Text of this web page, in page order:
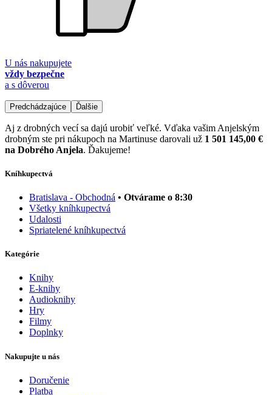
U nás nakupujete
vždy bezpečne
a s dôverou
Predchádzajúce Ďalšie
Aj z drobných vecí sa dajú urobiť veľké. Vďaka vašim Anjelským
drobným ste pri nákupoch na Martinuse darovali už 1 501 145,00 €
na Dobrého Anjela. Ďakujeme!
Kníhkupectvá
Bratislava - Obchodná • Otvárame o 8:30
Všetky kníhkupectvá
Udalosti
Spriatelené kníhkupectvá
Kategórie
Knihy
E-knihy
Audioknihy
Hry
Filmy
Doplnky
Nakupujte u nás
Doručenie
Platba